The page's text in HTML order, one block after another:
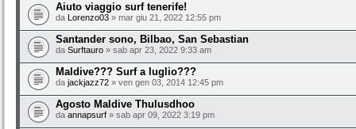
Aiuto viaggio surf tenerife!
da Lorenzo03 » mar giu 21, 2022 12:55 pm
Santander sono, Bilbao, San Sebastian
da Surftauro » sab apr 23, 2022 9:33 am
Maldive??? Surf a luglio???
da jackjazz72 » ven gen 03, 2014 12:45 pm
Agosto Maldive Thulusdhoo
da annapsurf » sab apr 09, 2022 3:19 pm